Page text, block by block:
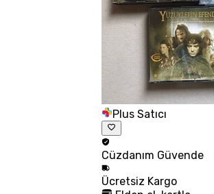
Plus Satıcı
Cüzdanım Güvende
Ücretsiz Kargo